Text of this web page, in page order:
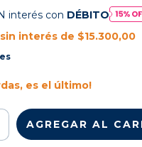
interés con DÉBITO
interés de $15.300,00
es el último!